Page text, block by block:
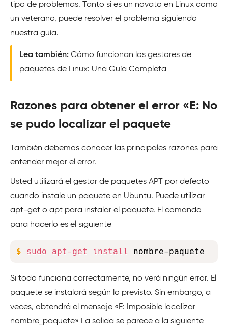
tipo de problemas. Tanto si es un novato en Linux como
un veterano, puede resolver el problema siguiendo
nuestra guía.
Lea también: Cómo funcionan los gestores de
paquetes de Linux: Una Guía Completa
Razones para obtener el error «E: No
se pudo localizar el paquete
También debemos conocer las principales razones para
entender mejor el error.
Usted utilizará el gestor de paquetes APT por defecto
cuando instale un paquete en Ubuntu. Puede utilizar
apt-get o apt para instalar el paquete. El comando
para hacerlo es el siguiente
$ sudo apt-get install nombre-paquete
Si todo funciona correctamente, no verá ningún error. El
paquete se instalará según lo previsto. Sin embargo, a
veces, obtendrá el mensaje «E: Imposible localizar
nombre_paquete» La salida se parece a la siguiente